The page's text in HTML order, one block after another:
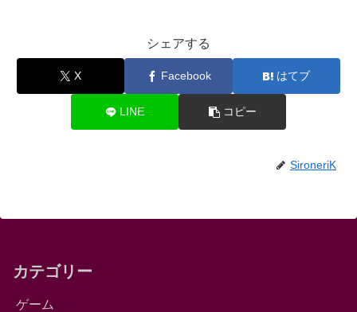
シェアする
X Facebook はてブ
LINE コピー
SironeriK
カテゴリー
ゲーム